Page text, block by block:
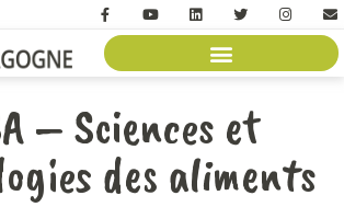
– Sciences et
des aliments